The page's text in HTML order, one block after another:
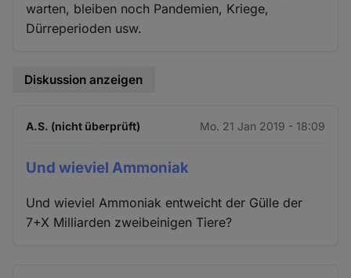
warten, bleiben noch Pandemien, Kriege,
Dürreperioden usw.
Diskussion anzeigen
A.S. (nicht überprüft) Mo. 21 Jan 2019 - 18:09
Und wieviel Ammoniak
Und wieviel Ammoniak entweicht der Gülle der
7+X Milliarden zweibeinigen Tiere?